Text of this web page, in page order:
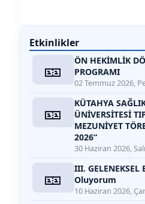
Etkinlikler
🎫
ÖN HEKİMLİK
PROGRAMI
02 Temmuz 2026,
🎫
KÜTAHYA
ÜNİVERSİTESİ
MEZUNİYET
2026“
30 Haziran 2026, Salı
🎫
III. GELENEKSEL
Oluyorum
10 Haziran 2026,